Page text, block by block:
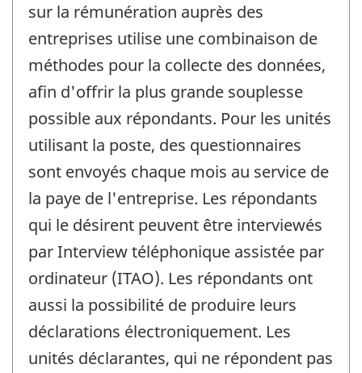
sur la rémunération auprès des
entreprises utilise une combinaison de
méthodes pour la collecte des données,
afin d'offrir la plus grande souplesse
possible aux répondants. Pour les unités
utilisant la poste, des questionnaires
sont envoyés chaque mois au service de
la paye de l'entreprise. Les répondants
qui le désirent peuvent être interviewés
par Interview téléphonique assistée par
ordinateur (ITAO). Les répondants ont
aussi la possibilité de produire leurs
déclarations électroniquement. Les
unités déclarantes, qui ne répondent pas